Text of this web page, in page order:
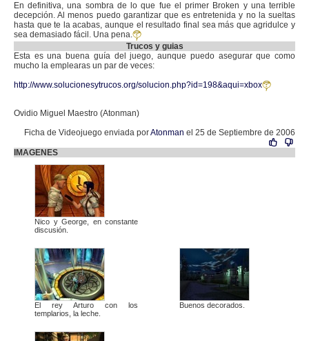
En definitiva, una sombra de lo que fue el primer Broken y una terrible
decepción. Al menos puedo garantizar que es entretenida y no la sueltas
hasta que te la acabas, aunque el resultado final sea más que agridulce y
sea demasiado fácil. Una pena.
Trucos y guias
Esta es una buena guía del juego, aunque puedo asegurar que como
mucho la emplearas un par de veces:
http://www.solucionesytrucos.org/solucion.php?id=198&aqui=xbox
Ovidio Miguel Maestro (Atonman)
Ficha de Videojuego enviada porAtonman el 25 de Septiembre de 2006
IMAGENES
Nico y George, en constante
discusión.
El rey Arturo con los
templarios, la leche.
Buenos decorados.